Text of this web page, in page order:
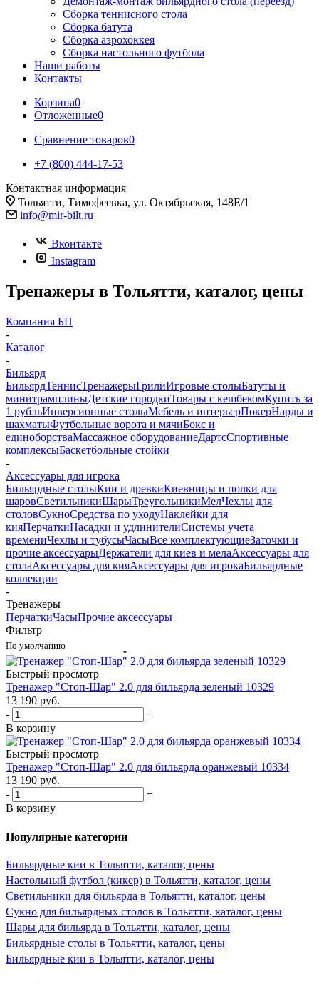
Сборка теннисного стола
Сборка батута
Сборка аэрохоккея
Сборка настольного футбола
Наши работы
Контакты
Корзина0
Отложенные0
Сравнение товаров0
+7 (800) 444-17-53
Контактная информация
Тольятти, Тимофеевка, ул. Октябрьская, 148Е/1
info@mir-bilt.ru
Вконтакте
Instagram
Тренажеры в Тольятти, каталог, цены
Компания БП
-
Каталог
-
Бильярд
БильярдТеннисТренажерыГрилиИгровые столыБатуты и
минитрамплиныДетские городкиТовары с кешбекомКупить за
1 рубльИнверсионные столыМебель и интерьерПокерНарды и
шахматыФутбольные ворота и мячиБокс и
единоборстваМассажное оборудованиеДартсСпортивные
комплексыБаскетбольные стойки
-
Аксессуары для игрока
Бильярдные столыКии и древкиКиевницы и полки для
шаровСветильникиШарыТреугольникиМелЧехлы для
столовСукноСредства по уходуНаклейки для
кияПерчаткиНасадки и удлинителиСистемы учета
времениЧехлы и тубусыЧасыВсе комплектующиеЗаточки и
прочие аксессуарыДержатели для киев и мелаАксессуары для
столаАксессуары для кияАксессуары для игрокаБильярдные
коллекции
-
Тренажеры
ПерчаткиЧасыПрочие аксессуары
Фильтр
По умолчанию
Быстрый просмотр
Тренажер "Стоп-Шар" 2.0 для бильярда зеленый 10329
13 190 руб.
-
+
В корзину
Быстрый просмотр
Тренажер "Стоп-Шар" 2.0 для бильярда оранжевый 10334
13 190 руб.
-
+
В корзину
Популярные категории
Бильярдные кии в Тольятти, каталог, цены
Настольный футбол (кикер) в Тольятти, каталог, цены
Светильники для бильярда в Тольятти, каталог, цены
Сукно для бильярдных столов в Тольятти, каталог, цены
Шары для бильярда в Тольятти, каталог, цены
Бильярдные столы в Тольятти, каталог, цены
Бильярдные кии в Тольятти, каталог, цены